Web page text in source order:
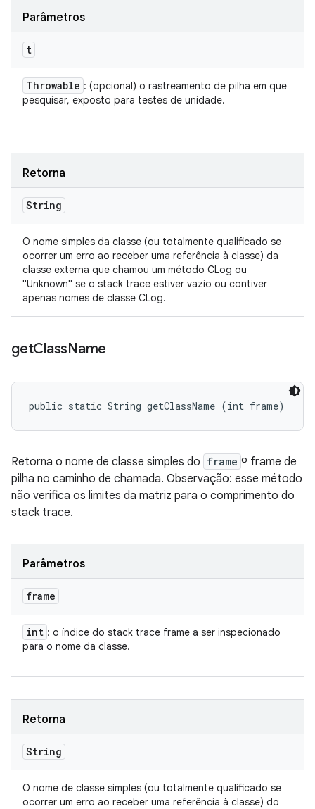
Parâmetros
t
Throwable : (opcional) o rastreamento de pilha em que
pesquisar, exposto para testes de unidade.
Retorna
String
O nome simples da classe (ou totalmente qualificado se
ocorrer um erro ao receber uma referência à classe) da
classe externa que chamou um método CLog ou
"Unknown" se o stack trace estiver vazio ou contiver
apenas nomes de classe CLog.
getClassName
public static String getClassName (int frame)
Retorna o nome de classe simples do frame º frame de
pilha no caminho de chamada. Observação: esse método
não verifica os limites da matriz para o comprimento do
stack trace.
Parâmetros
frame
int : o índice do stack trace frame a ser inspecionado
para o nome da classe.
Retorna
String
O nome de classe simples (ou totalmente qualificado se
ocorrer um erro ao receber uma referência à classe) do